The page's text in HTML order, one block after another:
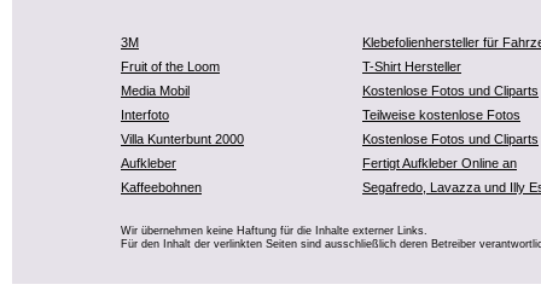
3M
Klebefolienhersteller für
Fruit of the Loom
T-Shirt Hersteller
Media Mobil
Kostenlose Fotos und Cliparts
Interfoto
Teilweise kostenlose Fotos
Villa Kunterbunt 2000
Kostenlose Fotos und Cliparts
Aufkleber
Fertigt Aufkleber Online an
Kaffeebohnen
Segafredo, Lavazza und Illy
Wir übernehmen keine Haftung für die Inhalte externer Links.
Für den Inhalt der verlinkten Seiten sind ausschließlich deren Betreiber